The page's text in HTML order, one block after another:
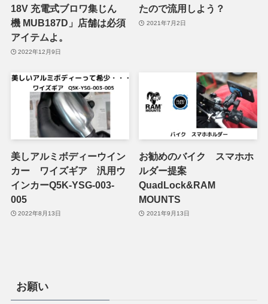
18V 充電式ブロワ集じん
機 MUB187D」店舗は必須
アイテムよ。
2022年12月9日
たので流用しよう？
2021年7月2日
美しアルミボディーウイン
カー ワイズギア 汎用ウ
インカーQ5K-YSG-003-
005
2022年8月13日
お勧めのバイク スマホホ
ルダー提案
QuadLock&RAM
MOUNTS
2021年9月13日
お願い